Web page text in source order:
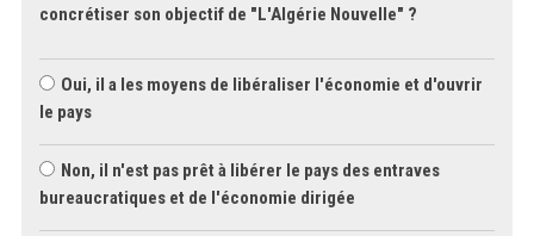
concrétiser son objectif de "L'Algérie Nouvelle" ?
Oui, il a les moyens de libéraliser l'économie et d'ouvrir
le pays
Non, il n'est pas prêt à libérer le pays des entraves
bureaucratiques et de l'économie dirigée